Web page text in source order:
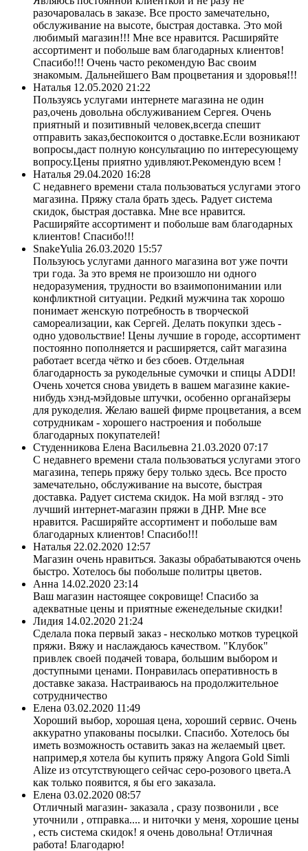
разочаровалась в заказе. Все просто замечательно,
обслуживание на высоте, быстрая доставка. Это мой
любимый магазин!!! Мне все нравится. Расширяйте
ассортимент и побольше вам благодарных клиентов!
Спасибо!!! Очень часто рекомендую Вас своим
знакомым. Дальнейшего Вам процветания и здоровья!!!
Наталья 12.05.2020 21:22
Пользуясь услугами интернете магазина не один
раз,очень довольна обслуживанием Сергея. Очень
приятный и позитивный человек,всегда спешит
отправить заказ,беспокоится о доставке.Если возникают
вопросы,даст полную консультацию по интересующему
вопросу.Цены приятно удивляют.Рекомендую всем !
Наталья 29.04.2020 16:28
С недавнего времени стала пользоваться услугами этого
магазина. Пряжу стала брать здесь. Радует система
скидок, быстрая доставка. Мне все нравится.
Расширяйте ассортимент и побольше вам благодарных
клиентов! Спасибо!!!
SnakeYulia 26.03.2020 15:57
Пользуюсь услугами данного магазина вот уже почти
три года. За это время не произошло ни одного
недоразумения, трудности во взаимопонимании или
конфликтной ситуации. Редкий мужчина так хорошо
понимает женскую потребность в творческой
самореализации, как Сергей. Делать покупки здесь -
одно удовольствие! Цены лучшие в городе, ассортимент
постоянно пополняется и расширяется, сайт магазина
работает всегда чётко и без сбоев. Отдельная
благодарность за рукодельные сумочки и спицы ADDI!
Очень хочется снова увидеть в вашем магазине какие-
нибудь хэнд-мэйдовые штучки, особенно органайзеры
для рукоделия. Желаю вашей фирме процветания, а всем
сотрудникам - хорошего настроения и побольше
благодарных покупателей!
Студенникова Елена Васильевна 21.03.2020 07:17
С недавнего времени стала пользоваться услугами этого
магазина, теперь пряжу беру только здесь. Все просто
замечательно, обслуживание на высоте, быстрая
доставка. Радует система скидок. На мой взгляд - это
лучший интернет-магазин пряжи в ДНР. Мне все
нравится. Расширяйте ассортимент и побольше вам
благодарных клиентов! Спасибо!!!
Наталья 22.02.2020 12:57
Магазин очень нравиться. Заказы обрабатываются очень
быстро. Хотелось бы побольше политры цветов.
Анна 14.02.2020 23:14
Ваш магазин настоящее сокровище! Спасибо за
адекватные цены и приятные еженедельные скидки!
Лидия 14.02.2020 21:24
Сделала пока первый заказ - несколько мотков турецкой
пряжи. Вяжу и наслаждаюсь качеством. "Клубок"
привлек своей подачей товара, большим выбором и
доступными ценами. Понравилась оперативность в
доставке заказа. Настраиваюсь на продолжительное
сотрудничество
Елена 03.02.2020 11:49
Хороший выбор, хорошая цена, хороший сервис. Очень
аккуратно упакованы посылки. Спасибо. Хотелось бы
иметь возможность оставить заказ на желаемый цвет.
например,я хотела бы купить пряжу Angora Gold Simli
Alize из отсутствующего сейчас серо-розового цвета.А
как только появится, я бы его заказала.
Елена 03.02.2020 08:57
Отличный магазин- заказала , сразу позвонили , все
уточнили , отправка.... и ниточки у меня, хорошие цены
, есть система скидок! я очень довольна! Отличная
работа! Благодарю!